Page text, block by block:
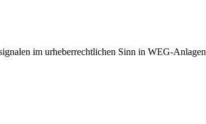
im urheberrechtlichen Sinn in WEG-Anlagen